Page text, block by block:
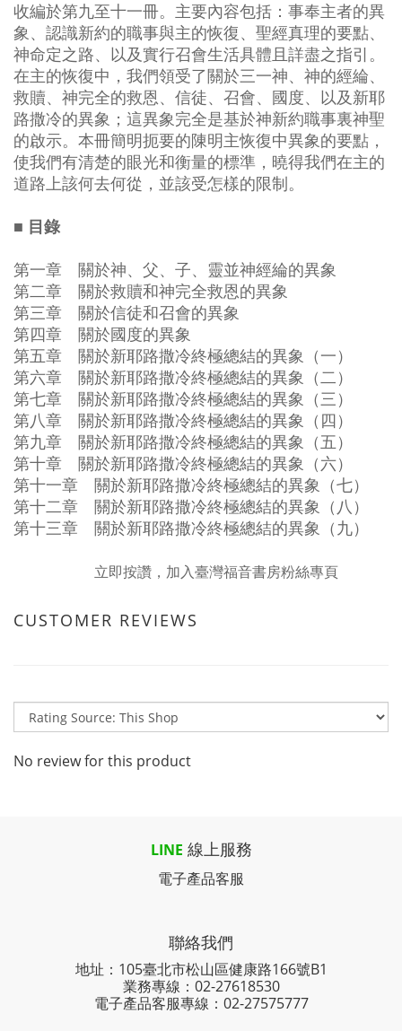
收編於第九至十一冊。主要內容包括：事奉主者的異
象、認識新約的職事與主的恢復、聖經真理的要點、
神命定之路、以及實行召會生活具體且詳盡之指引。
在主的恢復中，我們領受了關於三一神、神的經綸、
救贖、神完全的救恩、信徒、召會、國度、以及新耶
路撒冷的異象；這異象完全是基於神新約職事裏神聖
的啟示。本冊簡明扼要的陳明主恢復中異象的要點，
使我們有清楚的眼光和衡量的標準，曉得我們在主的
道路上該何去何從，並該受怎樣的限制。
■ 目錄
第一章 關於神、父、子、靈並神經綸的異象
第二章 關於救贖和神完全救恩的異象
第三章 關於信徒和召會的異象
第四章 關於國度的異象
第五章 關於新耶路撒冷終極總結的異象（一）
第六章 關於新耶路撒冷終極總結的異象（二）
第七章 關於新耶路撒冷終極總結的異象（三）
第八章 關於新耶路撒冷終極總結的異象（四）
第九章 關於新耶路撒冷終極總結的異象（五）
第十章 關於新耶路撒冷終極總結的異象（六）
第十一章 關於新耶路撒冷終極總結的異象（七）
第十二章 關於新耶路撒冷終極總結的異象（八）
第十三章 關於新耶路撒冷終極總結的異象（九）
立即按讚，加入臺灣福音書房粉絲專頁
CUSTOMER REVIEWS
No review for this product
LINE 線上服務
電子產品客服
聯絡我們
地址：105臺北市松山區健康路166號B1
業務專線： 02-27618530
電子產品客服專線：02-27575777